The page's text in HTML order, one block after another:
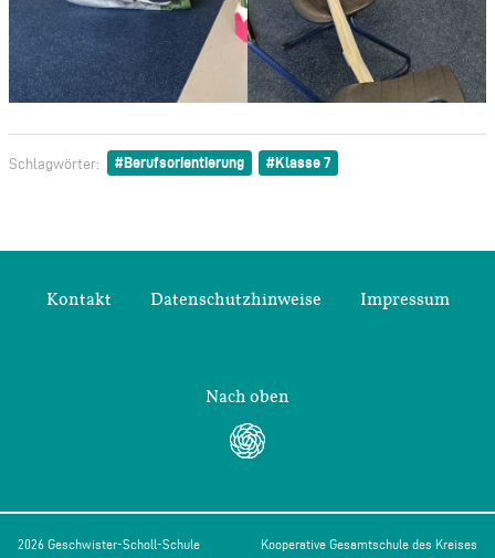
Schlagwörter: Berufsorientierung Klasse 7
Kontakt Datenschutzhinweise Impressum
Nach oben
2026 Geschwister-Scholl-Schule Kooperative Gesamtschule des Kreises